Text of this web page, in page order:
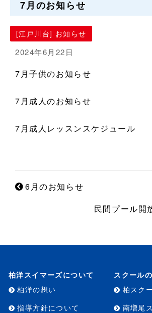
7月のお知らせ
[江戸川台] お知らせ
2024年6月22日
7月子供のお知らせ
7月成人のお知らせ
7月成人レッスンスケジュール
6月のお知らせ
民間プール開
柏洋スイマーズについて
柏洋の想い
指導方針について
スクール
柏スク
南増尾